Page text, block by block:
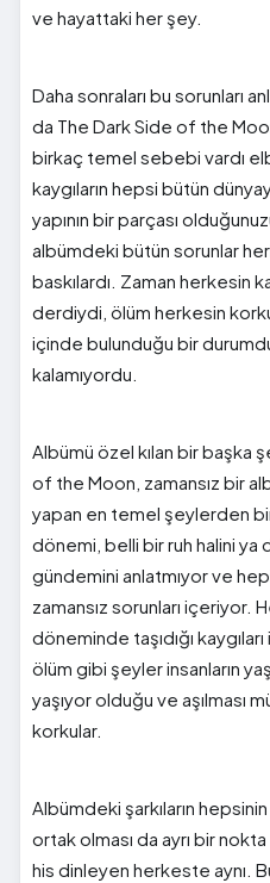
ve hayattaki her şey.
Daha sonraları bu sorunları
da The Dark Side of the
birkaç temel sebebi vardı
kaygıların hepsi bütün
yapının bir parçası
albümdeki bütün sorunlar
baskılardı. Zaman herkesin
derdiydi, ölüm herkesin
içinde bulunduğu bir
kalamıyordu.
Albümü özel kılan bir başka
of the Moon, zamansız bir
yapan en temel şeylerden
dönemi, belli bir ruh halini ya
gündemini anlatmıyor ve
zamansız sorunları içeriyor.
döneminde taşıdığı
ölüm gibi şeyler insanların
yaşıyor olduğu ve aşılması
korkular.
Albümdeki şarkıların
ortak olması da ayrı bir nokta
his dinleyen herkeste aynı.